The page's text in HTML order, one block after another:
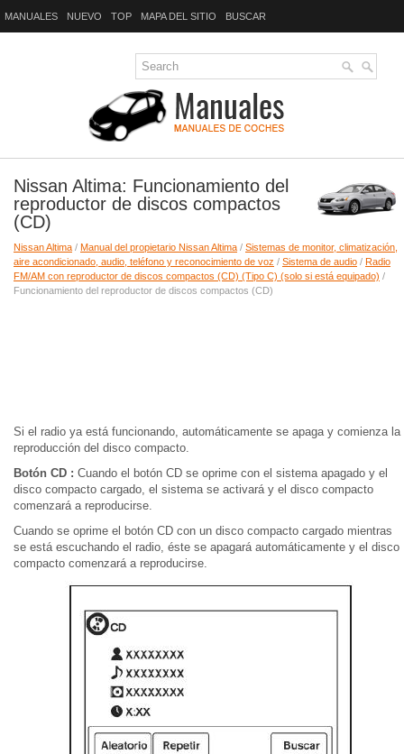
MANUALES NUEVO TOP MAPA DEL SITIO BUSCAR
Nissan Altima: Funcionamiento del
reproductor de discos compactos
(CD)
Nissan Altima / Manual del propietario Nissan Altima / Sistemas de monitor, climatización,
aire acondicionado, audio, teléfono y reconocimiento de voz / Sistema de audio / Radio
FM/AM con reproductor de discos compactos (CD) (Tipo C) (solo si está equipado) /
Funcionamiento del reproductor de discos compactos (CD)
Si el radio ya está funcionando, automáticamente se apaga y comienza la
reproducción del disco compacto.
Botón CD : Cuando el botón CD se oprime con el sistema apagado y el
disco compacto cargado, el sistema se activará y el disco compacto
comenzará a reproducirse.
Cuando se oprime el botón CD con un disco compacto cargado mientras
se está escuchando el radio, éste se apagará automáticamente y el disco
compacto comenzará a reproducirse.